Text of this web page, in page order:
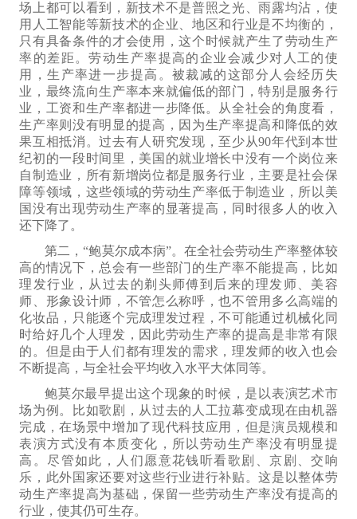
场上都可以看到，新技术不是普照之光、雨露均沾，使
用人工智能等新技术的企业、地区和行业是不均衡的，
只有具备条件的才会使用，这个时候就产生了劳动生产
率的差距。劳动生产率提高的企业会减少对人工的使
用，生产率进一步提高。被裁减的这部分人会经历失
业，最终流向生产率本来就偏低的部门，特别是服务行
业，工资和生产率都进一步降低。从全社会的角度看，
生产率则 没有明显的提高， 因为生产率提高和降低的效
果互相抵消。过去有人研究发现，至少从90年代到本世
纪初的一段时间里，美国的就业增长中没有一个岗位来
自制造业，所有新增岗位都是服务行业，主要是社会保
障等领域，这些领域的劳动生产率低于制造业，所以美
国没有出现劳动生产率的显著提高，同时很多人的收入
还下降了 。
第二，“鲍莫尔成本病”。在全社会劳动生产率整体较
高的情况下，总会有一些部门的生产率不能提高，比如
理发行业，从过去的剃头师傅到后来的理发师、美容
师、形象设计师，不管怎么称呼，也不管用多么高端的
化妆品，只能逐个完成理发过程，不可能通过机械化同
时给好几个人理发，因此劳动生产率的提高是非常有限
的。但是由于人们都有理发的需求，理发师的收入也会
不断提高，与全社会平均收入 水平大体同等。
鲍莫尔最早提出这个现象的时候，是以表演艺术市
场为例。比如歌剧，从过去的人工拉幕变成现在由机器
完成，在场景中增加了现代科技应用，但是演员规模和
表演方式没有本质变化，所以劳动生产率没有明显提
高。尽管如此，人们愿意花钱听看歌剧、京剧、交响
乐， 此外国家还要对这些行业进行补贴。这是以整体劳
动生产率提高为基础 ，保留一些劳动生产率没有提高的
行业，使其仍可生存。